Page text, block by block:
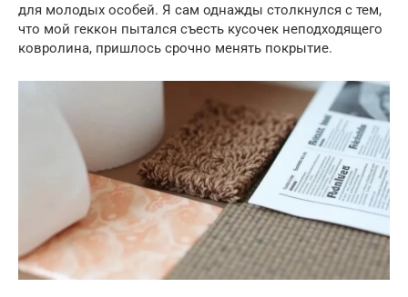
для молодых особей. Я сам однажды столкнулся с тем,
что мой геккон пытался съесть кусочек неподходящего
ковролина, пришлось срочно менять покрытие.